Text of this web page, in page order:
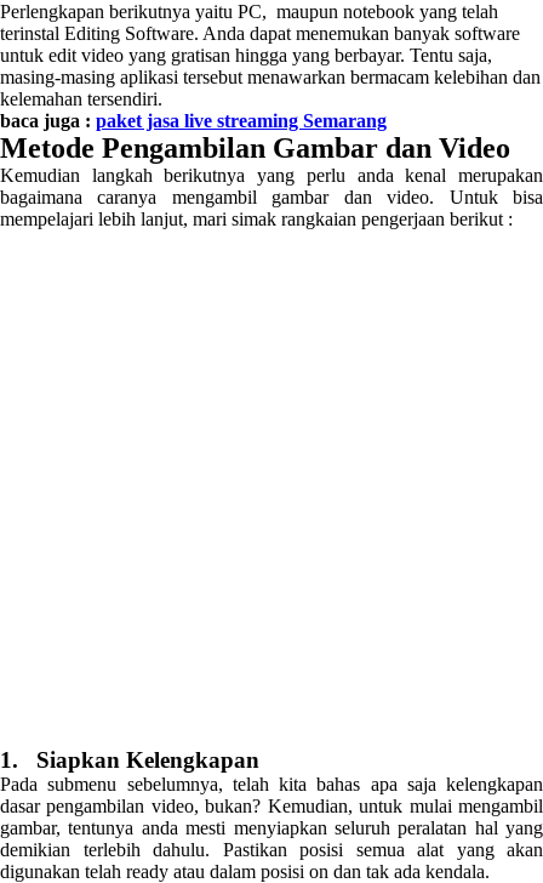
Perlengkapan berikutnya yaitu PC, maupun notebook yang telah
terinstal Editing Software. Anda dapat menemukan banyak software
untuk edit video yang gratisan hingga yang berbayar. Tentu saja,
masing-masing aplikasi tersebut menawarkan bermacam kelebihan dan
kelemahan tersendiri.
baca juga : paket jasa live streaming Semarang
Metode Pengambilan Gambar dan Video
Kemudian langkah berikutnya yang perlu anda kenal merupakan
bagaimana caranya mengambil gambar dan video. Untuk bisa
mempelajari lebih lanjut, mari simak rangkaian pengerjaan berikut :
1. Siapkan Kelengkapan
Pada submenu sebelumnya, telah kita bahas apa saja kelengkapan
dasar pengambilan video, bukan? Kemudian, untuk mulai mengambil
gambar, tentunya anda mesti menyiapkan seluruh peralatan hal yang
demikian terlebih dahulu. Pastikan posisi semua alat yang akan
digunakan telah ready atau dalam posisi on dan tak ada kendala.